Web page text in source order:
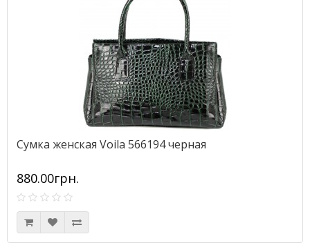
Сумка женская Voila 566194 черная
880.00грн.